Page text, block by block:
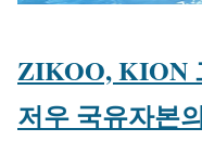
ZIKOO, KION
저우 국유자본